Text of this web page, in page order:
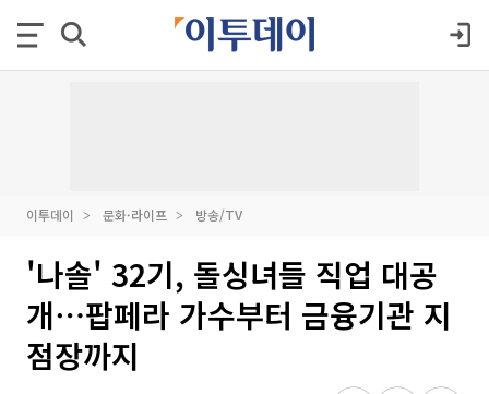
이투데이 문화·라이프 방송/TV
'나솔' 32기, 돌싱녀들 직업 대공
개⋯팝페라 가수부터 금융기관 지
점장까지